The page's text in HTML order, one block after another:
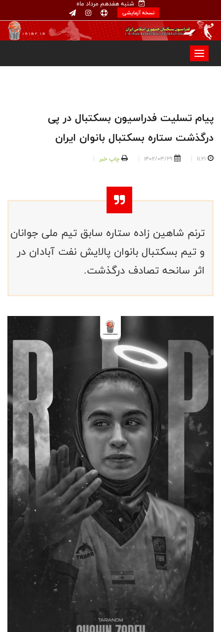
شنبه هفدهم مرداد ماه
نسخه آزمایشی
پیام تسلیت فدراسیون بسکتبال در پی
درگذشت ستاره بسکتبال بانوان ایران
11:21
1402/03/29 چاپ خبر
ترنم شاهین زاده ستاره سابق تیم ملی جوانان
و تیم بسکتبال بانوان پالایش نفت آبادان در
اثر سانحه تصادف درگذشت.